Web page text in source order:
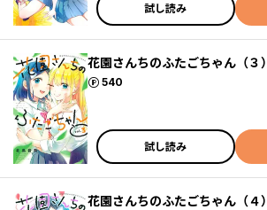
試し読み
花園さんちのふたごちゃん（３）
540
ポイント
試し読み
花園さんちのふたごちゃん（４）